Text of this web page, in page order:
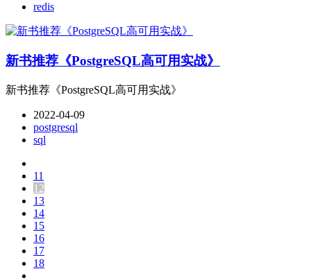
redis
新书推荐《PostgreSQL高可用实战》
新书推荐《PostgreSQL高可用实战》
2022-04-09
postgresql
sql
11
12
13
14
15
16
17
18